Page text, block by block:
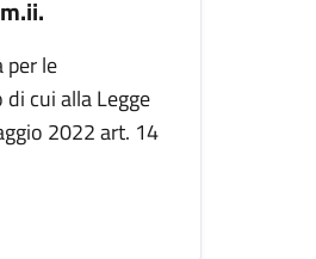
per le
cui alla Legge
2022 art. 14